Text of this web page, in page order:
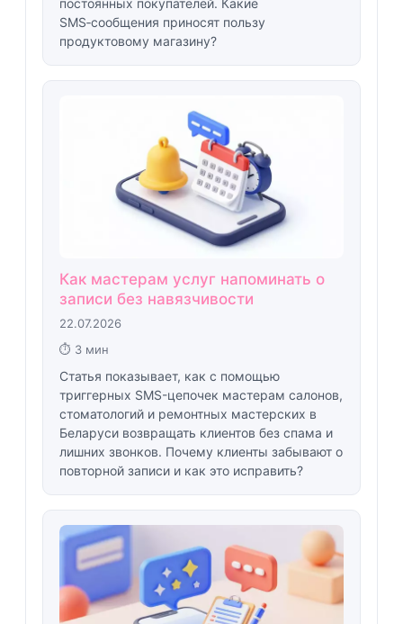
постоянных покупателей. Какие
SMS‑сообщения приносят пользу
продуктовому магазину?
Как мастерам услуг напоминать о
записи без навязчивости
22.07.2026
⏱ 3 мин
Статья показывает, как с помощью
триггерных SMS-цепочек мастерам салонов,
стоматологий и ремонтных мастерских в
Беларуси возвращать клиентов без спама и
лишних звонков. Почему клиенты забывают о
повторной записи и как это исправить?